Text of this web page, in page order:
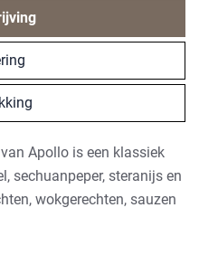
Apollo is een klassiek
sechuanpeper, steranijs en
wokgerechten, sauzen